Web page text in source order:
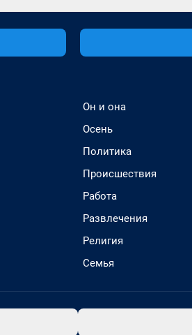
Он и она
Осень
Политика
Происшествия
Работа
Развлечения
Религия
Семья